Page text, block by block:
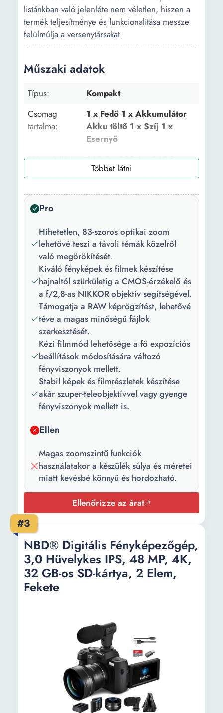
listánkban való jelenléte nem véletlen, hiszen a
termék teljesítménye és funkcionalitása messze
felülmúlja a versenytársakat.
Műszaki adatok
Típus:
Kompakt
Csomag
tartalma:
1 x Fedő 1 x Akkumulátor
Akku töltő 1 x Szíj 1 x
Esernyő
Méretek (W x
140.2 x 109.6 x 149.8 mm
Súly:
1 kg
Szín:
Képérzékelő
mérete:
1/2.3 inch
Érzékelő
típusa:
CMOS
Automatikus
ISO
érzékenység:
100 - 1600
ISO
érzékenység:
6400
Érzékelő
felbontása:
16 Mpx
Képfelbontás:
4608 x 3456 3264 x
x 3072 3456 x 3456
Videó
felbontás:
4K ( 2160p @ 30 fps )
nagyítás::
83x
Képformátum:
Videófelvétel
formátuma:
MP4
Támogatott
Bluetooth USB Wi-Fi HDMI
Igen
Akkumulátor
Akkumulátor
Li-Ion
Pro
Hihetetlen, 83-szoros optikai zoom
lehetővé teszi a távoli témák közelről
való megörökítését.
Kiváló fényképek és filmek készítése
hajnaltól szürkületig a CMOS-érzékelő és
a f/2,8-as NIKKOR objektív segítségével.
Támogatja a RAW képrögzítést, lehetővé
téve a magas minőségű fájlok
szerkesztését.
Kézi filmmód lehetősége a fő expozíciós
beállítások módosítására változó
fényviszonyok mellett.
Stabil képek és filmrészletek készítése
akár szuper-teleobjektívvel vagy gyenge
fényviszonyok mellett is.
Ellen
Magas zoomszintű funkciók
használatakor a készülék súlya és méretei
miatt kevésbé könnyű és hordozható.
Ellenőrizze az árat
#3
NBD® Digitális Fényképezőgép,
3,0 Hüvelykes IPS, 48 MP, 4K,
32 GB-os SD-kártya, 2 Elem,
Fekete